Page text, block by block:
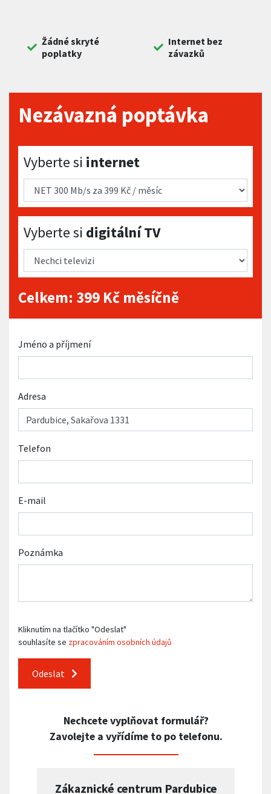
Žádné skryté
poplatky
Internet bez
závazků
Nezávazná poptávka
Vyberte si internet
Vyberte si internet
Vyberte si digitální TV
Vyberte si digitální TV
Celkem: 399 Kč měsíčně
Jméno a příjmení
Adresa
Telefon
E-mail
Poznámka
Kliknutím na tlačítko "Odeslat"
souhlasíte se zpracováním osobních údajů
Odeslat
Nechcete vyplňovat formulář?
Zavolejte a vyřídíme to po telefonu.
Zákaznické centrum Pardubice